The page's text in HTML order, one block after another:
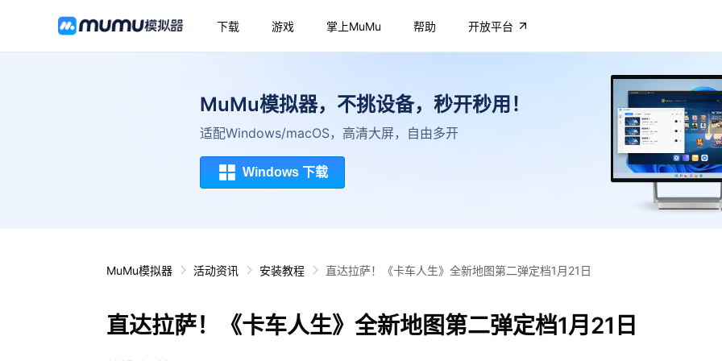
下载 游戏 掌上MuMu 帮助 开放平台
MuMu模拟器，不挑设备，秒开秒用！
适配Windows/macOS，高清大屏，自由多开
Windows 下载
MuMu模拟器 活动资讯 安装教程 直达拉萨！《卡车人生》全新地图第二弹定档1月21日
直达拉萨！《卡车人生》全新地图第二弹定档1月21日